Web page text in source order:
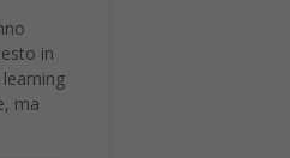
in
ma